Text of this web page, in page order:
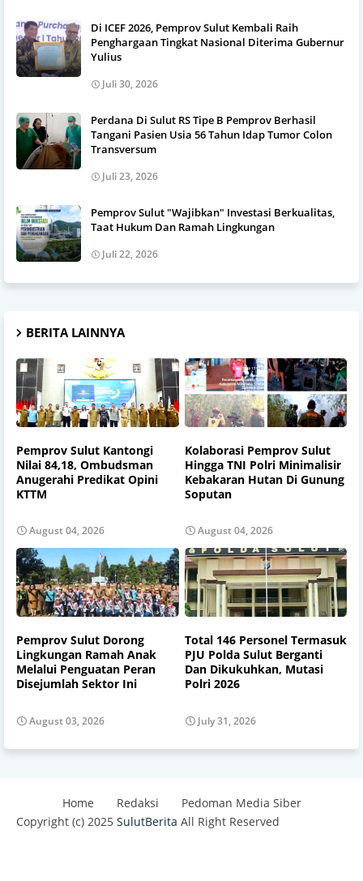
Di ICEF 2026, Pemprov Sulut Kembali Raih
Penghargaan Tingkat Nasional Diterima Gubernur
Yulius
Juli 30, 2026
Perdana Di Sulut RS Tipe B Pemprov Berhasil
Tangani Pasien Usia 56 Tahun Idap Tumor Colon
Transversum
Juli 23, 2026
Pemprov Sulut "Wajibkan" Investasi Berkualitas,
Taat Hukum Dan Ramah Lingkungan
Juli 22, 2026
BERITA LAINNYA
Pemprov Sulut Kantongi
Nilai 84,18, Ombudsman
Anugerahi Predikat Opini
KTTM
August 04, 2026
Kolaborasi Pemprov Sulut
Hingga TNI Polri Minimalisir
Kebakaran Hutan Di Gunung
Soputan
August 04, 2026
Pemprov Sulut Dorong
Lingkungan Ramah Anak
Melalui Penguatan Peran
Disejumlah Sektor Ini
August 03, 2026
Total 146 Personel Termasuk
PJU Polda Sulut Berganti
Dan Dikukuhkan, Mutasi
Polri 2026
July 31, 2026
Home Redaksi
Pedoman Media Siber
Copyright (c) 2025 SulutBerita All Right Reserved